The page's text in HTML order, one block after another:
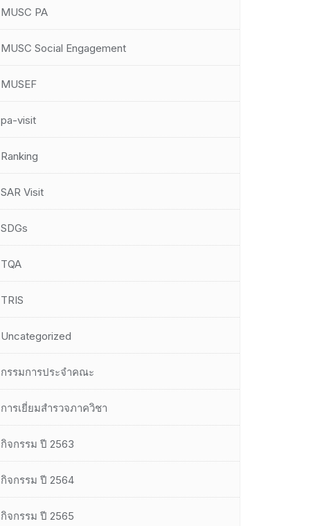
MUSC PA
MUSC Social Engagement
MUSEF
pa-visit
Ranking
SAR Visit
SDGs
TQA
TRIS
Uncategorized
กรรมการประจำคณะ
การเยี่ยมสำรวจภาควิชา
กิจกรรม ปี 2563
กิจกรรม ปี 2564
กิจกรรม ปี 2565